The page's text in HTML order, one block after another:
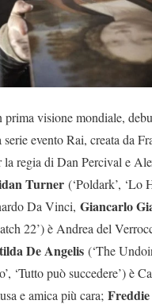
prima visione mondiale,
serie evento Rai, creata da
la regia di Dan Percival e
Turner (‘Poldark’, ‘Lo
Da Vinci, Giancarlo
22’) è Andrea del
De Angelis (‘The
‘Tutto può succedere’) è
e amica più cara;